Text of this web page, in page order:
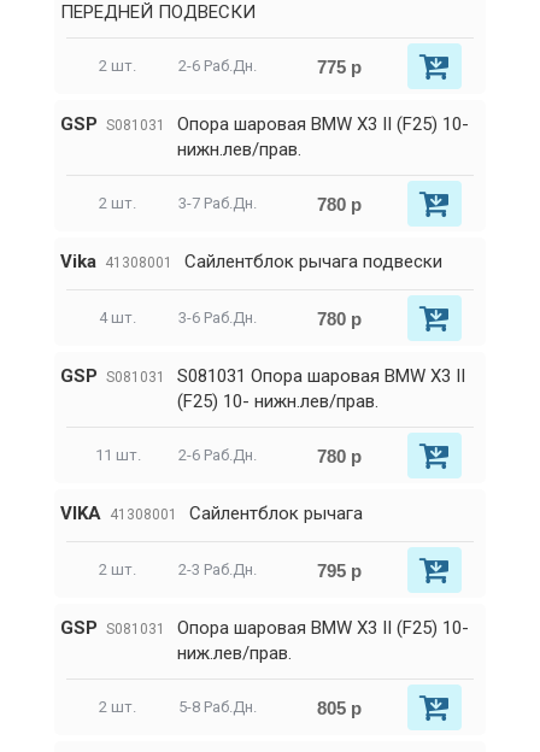
ПЕРЕДНЕЙ ПОДВЕСКИ
2 шт. 2-6 Раб.Дн. 775 р
GSP S081031
Опора шаровая BMW X3 II (F25) 10-
нижн.лев/прав.
2 шт. 3-7 Раб.Дн. 780 р
Vika 41308001 Сайлентблок рычага подвески
4 шт. 3-6 Раб.Дн. 780 р
GSP S081031
S081031 Опора шаровая BMW X3 II
(F25) 10- нижн.лев/прав.
11 шт. 2-6 Раб.Дн. 780 р
VIKA 41308001 Сайлентблок рычага
2 шт. 2-3 Раб.Дн. 795 р
GSP S081031
Опора шаровая BMW X3 II (F25) 10-
ниж.лев/прав.
2 шт. 5-8 Раб.Дн. 805 р